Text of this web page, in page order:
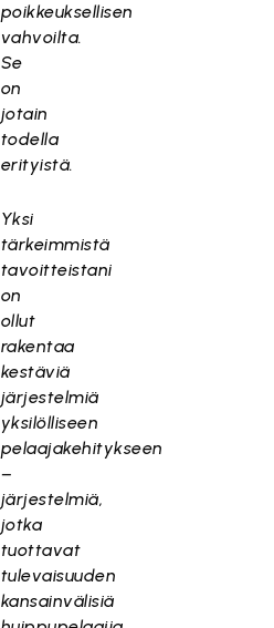
poikkeuksellisen
vahvoilta.
Se
on
jotain
todella
erityistä.
Yksi
tärkeimmistä
tavoitteistani
on
ollut
rakentaa
kestäviä
järjestelmiä
yksilölliseen
pelaajakehitykseen
–
järjestelmiä,
jotka
tuottavat
tulevaisuuden
kansainvälisiä